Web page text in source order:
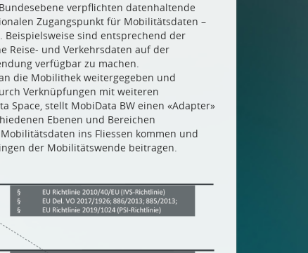
verpflichten datenhaltende
Zugangspunkt für Mobilitätsdaten –
sind entsprechend der
Reise- und Verkehrsdaten auf der
verfügbar zu machen.
die Mobilithek weitergegeben und
Verknüpfungen mit weiteren
Space, stellt MobiData BW einen «Adapter»
Ebenen und Bereichen
ins Fliessen kommen und
der Mobilitätswende beitragen.